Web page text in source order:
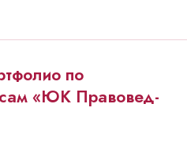
по
«ЮК Правовед-